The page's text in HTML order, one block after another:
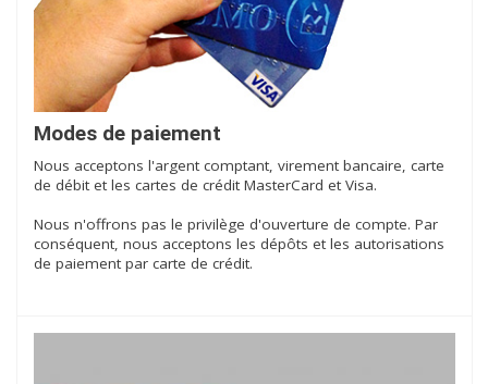
Modes de paiement
Nous acceptons l'argent comptant, virement bancaire, carte
de débit et les cartes de crédit MasterCard et Visa.
Nous n'offrons pas le privilège d'ouverture de compte. Par
conséquent, nous acceptons les dépôts et les autorisations
de paiement par carte de crédit.